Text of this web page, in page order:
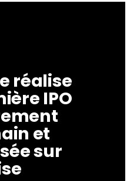
réalise
IPO
et
sur